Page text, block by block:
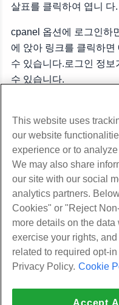
살표를 클릭하여 엽니 다.
cpanel 옵션에 로그인하
에 앉아 링크를 클릭하
수 있습니다.로그인 정
수 있습니다.
제품
웹 호스팅
비즈니스 호스팅
화이트 라벨 리셀러
서비스
웹 사이트 마이그레이션
This website uses
our website
experience or to
We may also share
our site with our social
analytics partners.
Cookies" or "Reject
more details on the
exercise your rights,
related to required opt-
Privacy Policy. Cookie